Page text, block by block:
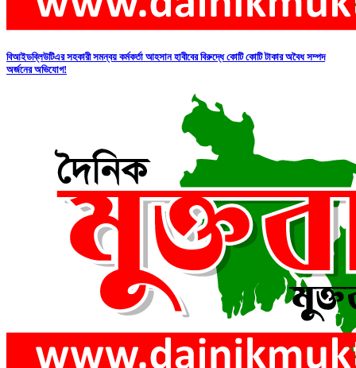
বিআইডব্লিউটিএর সহকারী সমন্বয় কর্মকর্তা আহসান হাবীবের বিরুদ্ধে কোটি কোটি টাকার অবৈধ সম্পদ
অর্জনের অভিযোগ!